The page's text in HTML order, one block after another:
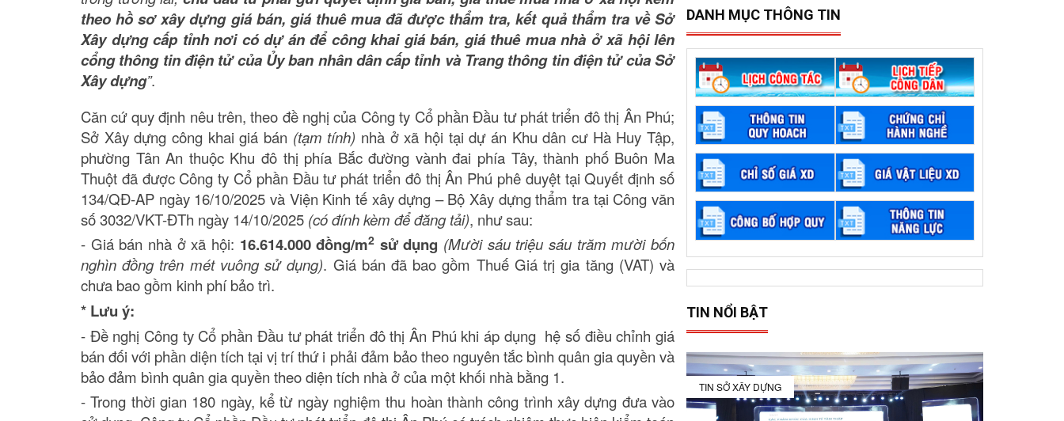
theo hồ sơ xây dựng giá bán, giá thuê mua đã được thẩm tra, kết quả thẩm tra về Sở
Xây dựng cấp tỉnh nơi có dự án để công khai giá bán, giá thuê mua nhà ở xã hội lên
cổng thông tin điện tử của Ủy ban nhân dân cấp tỉnh và Trang thông tin điện tử của Sở
Xây dựng”.
Căn cứ quy định nêu trên, theo đề nghị của Công ty Cổ phần Đầu tư phát triển đô thị Ân Phú;
Sở Xây dựng công khai giá bán (tạm tính) nhà ở xã hội tại dự án Khu dân cư Hà Huy Tập,
phường Tân An thuộc Khu đô thị phía Bắc đường vành đai phía Tây, thành phố Buôn Ma
Thuột đã được Công ty Cổ phần Đầu tư phát triển đô thị Ân Phú phê duyệt tại Quyết định số
134/QĐ-AP ngày 16/10/2025 và Viện Kinh tế xây dựng – Bộ Xây dựng thẩm tra tại Công văn
số 3032/VKT-ĐTh ngày 14/10/2025 (có đính kèm để đăng tải), như sau:
- Giá bán nhà ở xã hội: 16.614.000 đồng/m2 sử dụng (Mười sáu triệu sáu trăm mười bốn
nghìn đồng trên mét vuông sử dụng). Giá bán đã bao gồm Thuế Giá trị gia tăng (VAT) và
chưa bao gồm kinh phí bảo trì.
* Lưu ý:
- Đề nghị Công ty Cổ phần Đầu tư phát triển đô thị Ân Phú khi áp dụng hệ số điều chỉnh giá
bán đối với phần diện tích tại vị trí thứ i phải đảm bảo theo nguyên tắc bình quân gia quyền và
bảo đảm bình quân gia quyền theo diện tích nhà ở của một khối nhà bằng 1.
- Trong thời gian 180 ngày, kể từ ngày nghiệm thu hoàn thành công trình xây dựng đưa vào
DANH MỤC THÔNG TIN
TIN NỔI BẬT
TIN SỞ XÂY DỰNG